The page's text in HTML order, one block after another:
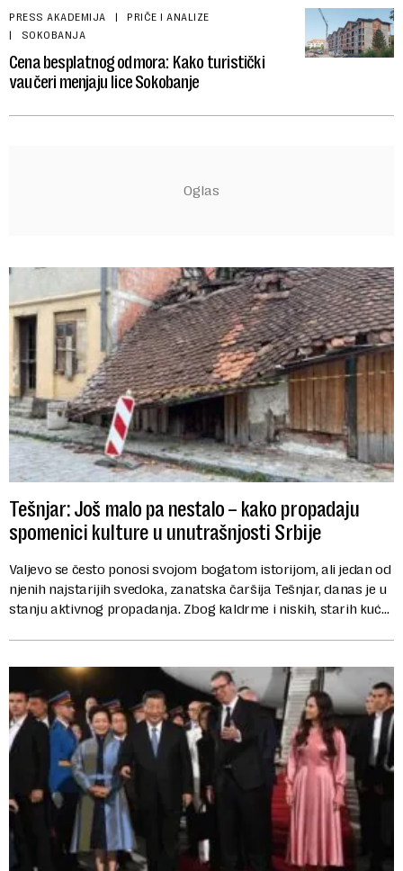
PRESS AKADEMIJA
PRIČE I ANALIZE
SOKOBANJA
Cena besplatnog odmora: Kako turistički
vaučeri menjaju lice Sokobanje
Tešnjar: Još malo pa nestalo – kako propadaju
spomenici kulture u unutrašnjosti Srbije
Valjevo se često ponosi svojom bogatom istorijom, ali jedan od
njenih najstarijih svedoka, zanatska čaršija Tešnjar, danas je u
stanju aktivnog propadanja. Zbog kaldrme i niskih, starih kuća,